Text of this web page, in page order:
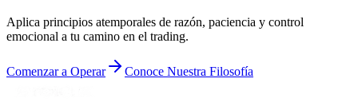
Aplica principios atemporales de razón, paciencia y control
emocional a tu camino en el trading.
Comenzar a Operar Conoce Nuestra Filosofía